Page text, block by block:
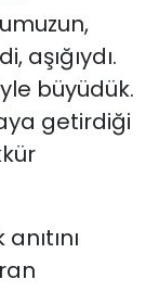
aşığıydı.
büyüdük.
getirdiği